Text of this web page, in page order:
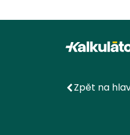
Kalkulátor.cz
Zpět na